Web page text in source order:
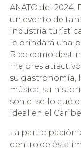
ANATO del
un evento de
industria
le brindará una
Rico como
mejores
su gastronomía,
música, su
son el sello que
ideal en el
La participación
dentro de esta